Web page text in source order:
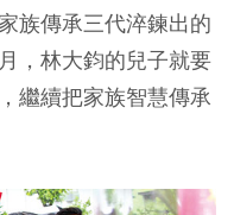
族傳承三代淬鍊出的
，林大鈞的兒子就要
繼續把家族智慧傳承